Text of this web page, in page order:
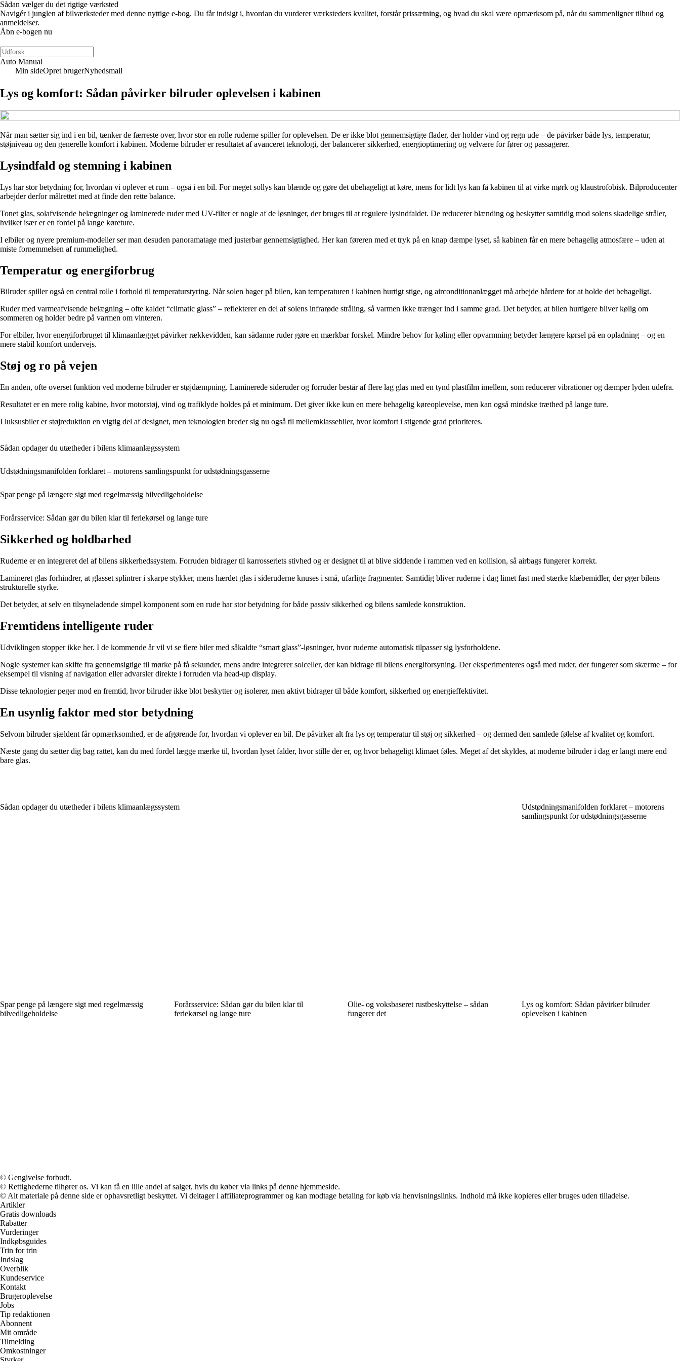
Sådan vælger du det rigtige værksted
Navigér i junglen af bilværksteder med denne nyttige e-bog. Du får indsigt i, hvordan du vurderer værksteders kvalitet, forstår prissætning, og hvad du skal være opmærksom på, når du sammenligner tilbud og
anmeldelser.
Åbn e-bogen nu
Auto Manual
Min sideOpret brugerNyhedsmail
Lys og komfort: Sådan påvirker bilruder oplevelsen i kabinen
Når man sætter sig ind i en bil, tænker de færreste over, hvor stor en rolle ruderne spiller for oplevelsen. De er ikke blot gennemsigtige flader, der holder vind og regn ude – de påvirker både lys, temperatur,
støjniveau og den generelle komfort i kabinen. Moderne bilruder er resultatet af avanceret teknologi, der balancerer sikkerhed, energioptimering og velvære for fører og passagerer.
Lysindfald og stemning i kabinen
Lys har stor betydning for, hvordan vi oplever et rum – også i en bil. For meget sollys kan blænde og gøre det ubehageligt at køre, mens for lidt lys kan få kabinen til at virke mørk og klaustrofobisk. Bilproducenter
arbejder derfor målrettet med at finde den rette balance.
Tonet glas, solafvisende belægninger og laminerede ruder med UV-filter er nogle af de løsninger, der bruges til at regulere lysindfaldet. De reducerer blænding og beskytter samtidig mod solens skadelige stråler,
hvilket især er en fordel på lange køreture.
I elbiler og nyere premium-modeller ser man desuden panoramatage med justerbar gennemsigtighed. Her kan føreren med et tryk på en knap dæmpe lyset, så kabinen får en mere behagelig atmosfære – uden at
miste fornemmelsen af rummelighed.
Temperatur og energiforbrug
Bilruder spiller også en central rolle i forhold til temperaturstyring. Når solen bager på bilen, kan temperaturen i kabinen hurtigt stige, og airconditionanlægget må arbejde hårdere for at holde det behageligt.
Ruder med varmeafvisende belægning – ofte kaldet “climatic glass” – reflekterer en del af solens infrarøde stråling, så varmen ikke trænger ind i samme grad. Det betyder, at bilen hurtigere bliver kølig om
sommeren og holder bedre på varmen om vinteren.
For elbiler, hvor energiforbruget til klimaanlægget påvirker rækkevidden, kan sådanne ruder gøre en mærkbar forskel. Mindre behov for køling eller opvarmning betyder længere kørsel på en opladning – og en
mere stabil komfort undervejs.
Støj og ro på vejen
En anden, ofte overset funktion ved moderne bilruder er støjdæmpning. Laminerede sideruder og forruder består af flere lag glas med en tynd plastfilm imellem, som reducerer vibrationer og dæmper lyden udefra.
Resultatet er en mere rolig kabine, hvor motorstøj, vind og trafiklyde holdes på et minimum. Det giver ikke kun en mere behagelig køreoplevelse, men kan også mindske træthed på lange ture.
I luksusbiler er støjreduktion en vigtig del af designet, men teknologien breder sig nu også til mellemklassebiler, hvor komfort i stigende grad prioriteres.
Sådan opdager du utætheder i bilens klimaanlægssystem
Udstødningsmanifolden forklaret – motorens samlingspunkt for udstødningsgasserne
Spar penge på længere sigt med regelmæssig bilvedligeholdelse
Forårsservice: Sådan gør du bilen klar til feriekørsel og lange ture
Sikkerhed og holdbarhed
Ruderne er en integreret del af bilens sikkerhedssystem. Forruden bidrager til karrosseriets stivhed og er designet til at blive siddende i rammen ved en kollision, så airbags fungerer korrekt.
Lamineret glas forhindrer, at glasset splintrer i skarpe stykker, mens hærdet glas i sideruderne knuses i små, ufarlige fragmenter. Samtidig bliver ruderne i dag limet fast med stærke klæbemidler, der øger bilens
strukturelle styrke.
Det betyder, at selv en tilsyneladende simpel komponent som en rude har stor betydning for både passiv sikkerhed og bilens samlede konstruktion.
Fremtidens intelligente ruder
Udviklingen stopper ikke her. I de kommende år vil vi se flere biler med såkaldte “smart glass”-løsninger, hvor ruderne automatisk tilpasser sig lysforholdene.
Nogle systemer kan skifte fra gennemsigtige til mørke på få sekunder, mens andre integrerer solceller, der kan bidrage til bilens energiforsyning. Der eksperimenteres også med ruder, der fungerer som skærme – for
eksempel til visning af navigation eller advarsler direkte i forruden via head-up display.
Disse teknologier peger mod en fremtid, hvor bilruder ikke blot beskytter og isolerer, men aktivt bidrager til både komfort, sikkerhed og energieffektivitet.
En usynlig faktor med stor betydning
Selvom bilruder sjældent får opmærksomhed, er de afgørende for, hvordan vi oplever en bil. De påvirker alt fra lys og temperatur til støj og sikkerhed – og dermed den samlede følelse af kvalitet og komfort.
Næste gang du sætter dig bag rattet, kan du med fordel lægge mærke til, hvordan lyset falder, hvor stille der er, og hvor behageligt klimaet føles. Meget af det skyldes, at moderne bilruder i dag er langt mere end
bare glas.
Sådan opdager du utætheder i bilens klimaanlægssystem
Udstødningsmanifolden forklaret – motorens
samlingspunkt for udstødningsgasserne
Spar penge på længere sigt med regelmæssig
bilvedligeholdelse
Forårsservice: Sådan gør du bilen klar til
feriekørsel og lange ture
Olie- og voksbaseret rustbeskyttelse – sådan
fungerer det
Lys og komfort: Sådan påvirker bilruder
oplevelsen i kabinen
© Gengivelse forbudt.
© Rettighederne tilhører os. Vi kan få en lille andel af salget, hvis du køber via links på denne hjemmeside.
© Alt materiale på denne side er ophavsretligt beskyttet. Vi deltager i affiliateprogrammer og kan modtage betaling for køb via henvisningslinks. Indhold må ikke kopieres eller bruges uden tilladelse.
Artikler
Gratis downloads
Rabatter
Vurderinger
Indkøbsguides
Trin for trin
Indslag
Overblik
Kundeservice
Kontakt
Brugeroplevelse
Jobs
Tip redaktionen
Abonnent
Mit område
Tilmelding
Omkostninger